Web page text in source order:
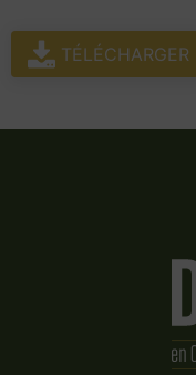
TÉLÉCHARGER